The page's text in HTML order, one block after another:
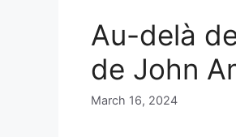
Au-delà
de John
March 16, 2024